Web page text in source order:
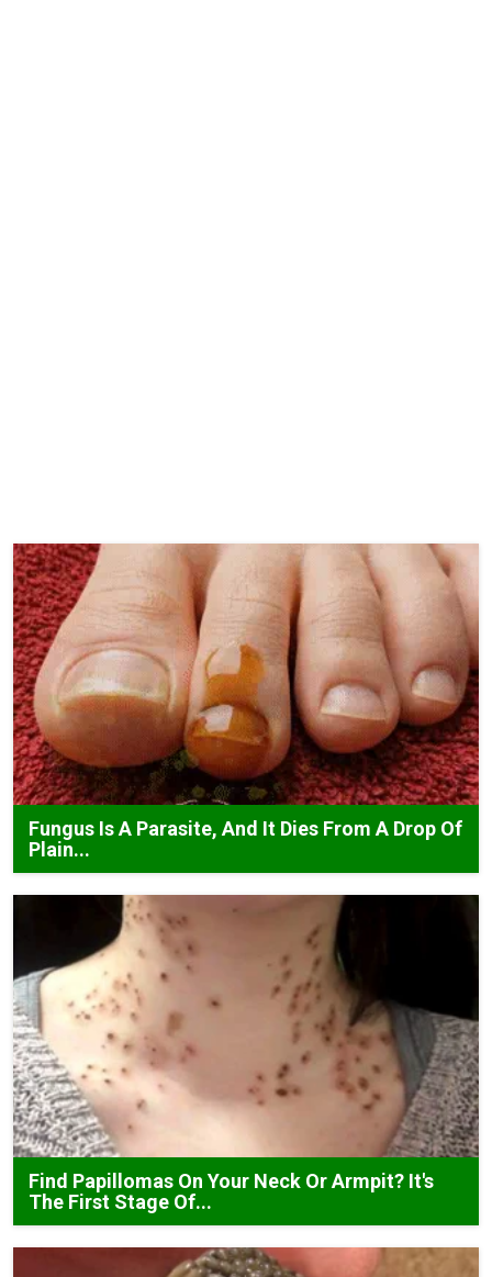
Fungus Is A Parasite, And It Dies From A Drop Of
Plain...
Find Papillomas On Your Neck Or Armpit? It's
The First Stage Of...